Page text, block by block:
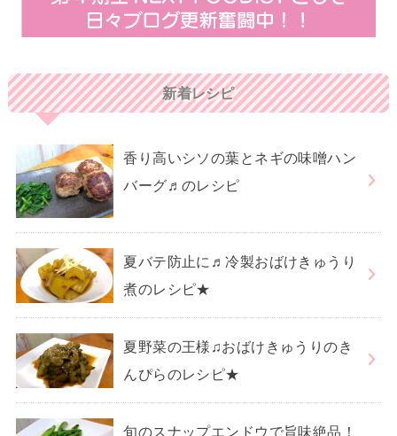
新着レシピ
香り高いシソの葉とネギの味噌ハン
バーグ♬のレシピ
夏バテ防止に♬冷製おばけきゅうり
煮のレシピ★
夏野菜の王様♫おばけきゅうりのき
んぴらのレシピ★
旬のスナップエンドウで旨味絶品！